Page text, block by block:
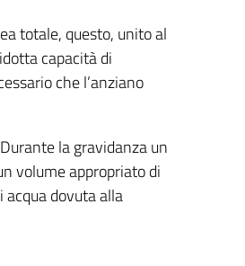
totale, questo, unito al
capacità di
che l’anziano
la gravidanza un
volume appropriato di
dovuta alla